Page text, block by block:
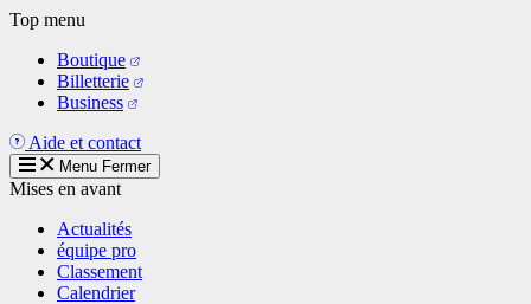
Aller
contenu
principal
Top menu
Boutique
Billetterie
Business
Aide et contact
Menu Fermer
Mises en avant
Actualités
équipe pro
Classement
Calendrier